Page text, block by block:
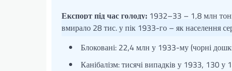
Експорт під час голоду: 1932–33 – 1,8 млн
вмирало 28 тис. у пік 1933-го – як населення
Блоковані: 22,4 млн у 1933-му (чорні
Канібалізм: тисячі випадків у 1933, 130 у